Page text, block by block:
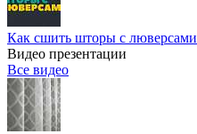
Как сшить шторы с люверсами
Видео презентации
Все видео